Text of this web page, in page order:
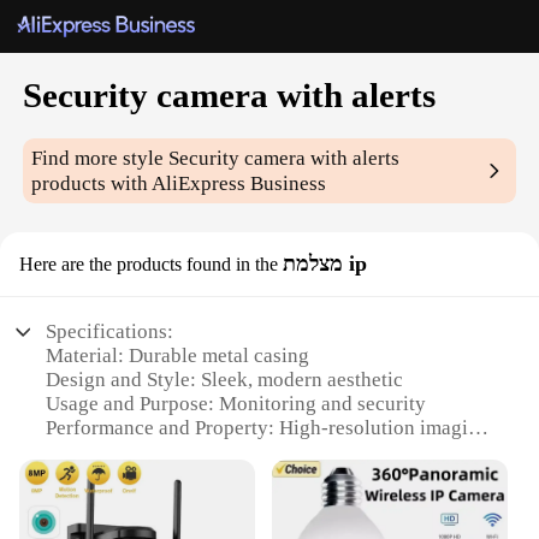
Security camera with alerts
Find more style Security camera with alerts
products with AliExpress Business
Here are the products found in the מצלמת ip
Specifications:
Material: Durable metal casing
Design and Style: Sleek, modern aesthetic
Usage and Purpose: Monitoring and security
Performance and Property: High-resolution imaging
environments
Parts and Accessories: Includes mounting hardware
and easy setup guide